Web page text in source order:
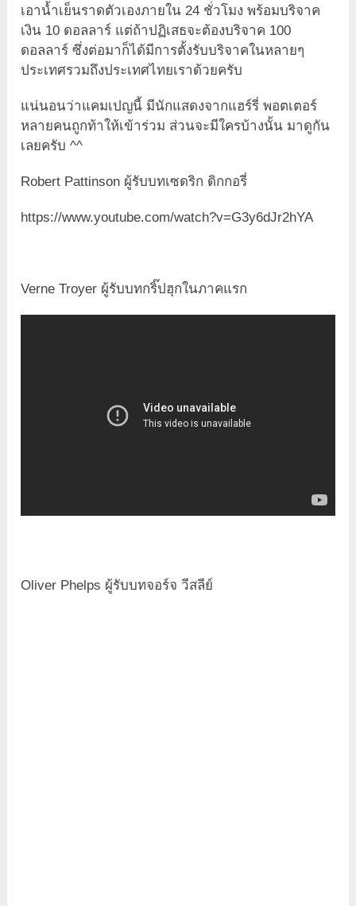
เอาน้ำเย็นราดตัวเองภายใน 24 ชั่วโมง พร้อมบริจาค
เงิน 10 ดอลลาร์ แต่ถ้าปฏิเสธจะต้องบริจาค 100
ดอลลาร์ ซึ่งต่อมาก็ได้มีการตั้งรับบริจาคในหลายๆ
ประเทศรวมถึงประเทศไทยเราด้วยครับ
แน่นอนว่าแคมเปญนี้ มีนักแสดงจากแฮร์รี่ พอตเตอร์
หลายคนถูกท้าให้เข้าร่วม ส่วนจะมีใครบ้างนั้น มาดูกัน
เลยครับ ^^
Robert Pattinson ผู้รับบทเซดริก ดิกกอรี่
https://www.youtube.com/watch?v=G3y6dJr2hYA
Verne Troyer ผู้รับบทกริ๊ปฮุกในภาคแรก
Oliver Phelps ผู้รับบทจอร์จ วีสลีย์